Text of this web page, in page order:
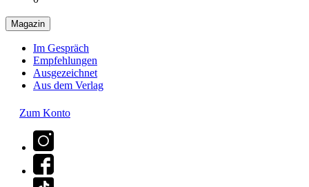
Magazin
Im Gespräch
Empfehlungen
Ausgezeichnet
Aus dem Verlag
Zum Konto